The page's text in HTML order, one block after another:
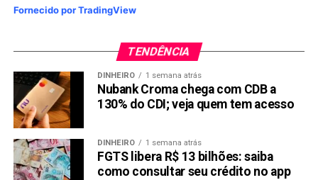
Fornecido por TradingView
TENDÊNCIA
DINHEIRO 1 semana atrás
Nubank Croma chega com CDB a
130% do CDI; veja quem tem acesso
DINHEIRO 1 semana atrás
FGTS libera R$ 13 bilhões: saiba
como consultar seu crédito no app